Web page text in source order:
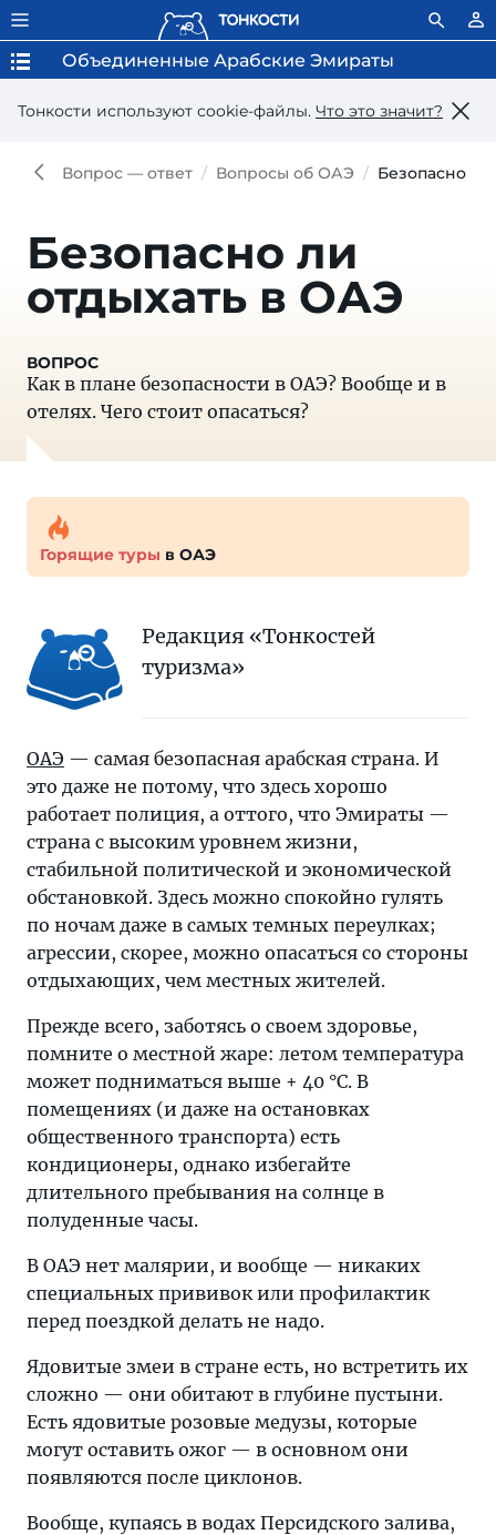
Тонкости используют сookie-файлы. Что это значит?
Объединенные Арабские Эмираты
Вопрос — ответ Вопросы об ОАЭ Безопасно
Безопасно ли
отдыхать в ОАЭ
Как в плане безопасности в ОАЭ? Вообще и в
отелях. Чего стоит опасаться?
Горящие туры в ОАЭ
Редакция «Тонкостей
туризма»
ОАЭ — самая безопасная арабская страна. И
это даже не потому, что здесь хорошо
работает полиция, а оттого, что Эмираты —
страна с высоким уровнем жизни,
стабильной политической и экономической
обстановкой. Здесь можно спокойно гулять
по ночам даже в самых темных переулках;
агрессии, скорее, можно опасаться со стороны
отдыхающих, чем местных жителей.
Прежде всего, заботясь о своем здоровье,
помните о местной жаре: летом температура
может подниматься выше + 40 °C. В
помещениях (и даже на остановках
общественного транспорта) есть
кондиционеры, однако избегайте
длительного пребывания на солнце в
полуденные часы.
В ОАЭ нет малярии, и вообще — никаких
специальных прививок или профилактик
перед поездкой делать не надо.
Ядовитые змеи в стране есть, но встретить их
сложно — они обитают в глубине пустыни.
Есть ядовитые розовые медузы, которые
могут оставить ожог — в основном они
появляются после циклонов.
Вообще, купаясь в водах Персидского залива,